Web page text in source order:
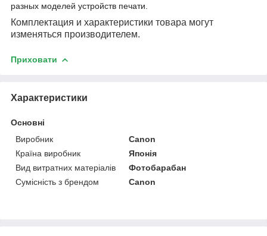
разных моделей устройств печати.
Комплектация и характеристики товара могут
изменяться производителем.
Приховати
Характеристики
Основні
Виробник
Canon
Країна виробник
Японія
Вид витратних матеріалів
Фотобарабан
Сумісність з брендом
Canon